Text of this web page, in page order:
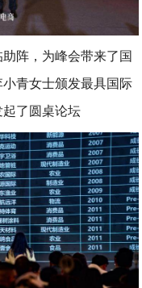
阵，为峰会带来了国
青女士颁发最具国际
了圆桌论坛